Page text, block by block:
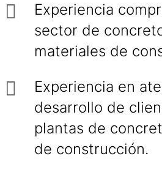
Experiencia
sector de
materiales de
Experiencia en
desarrollo de
plantas de
de construcción.